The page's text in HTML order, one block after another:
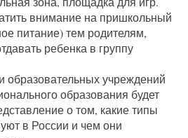
внимание на пришкольный
питание) тем родителям,
ребенка в группу
образовательных учреждений
образования будет
о том, какие типы
в России и чем они